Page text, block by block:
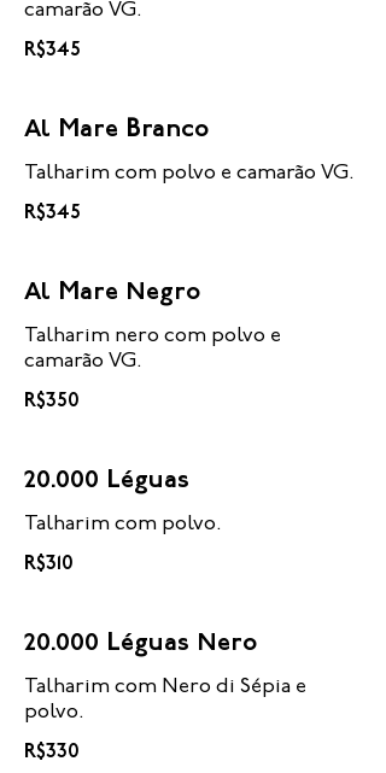
camarão VG.
R$345
Al Mare Branco
Talharim com polvo e camarão VG.
R$345
Al Mare Negro
Talharim nero com polvo e
camarão VG.
R$350
20.000 Léguas
Talharim com polvo.
R$310
20.000 Léguas Nero
Talharim com Nero di Sépia e
polvo.
R$330